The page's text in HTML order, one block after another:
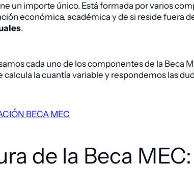
un importe único. Está formada por varios
económica, académica y de si reside fuera
.
cada uno de los componentes de la Beca
calcula la cuantía variable y respondemos las
BECA MEC
de la Beca